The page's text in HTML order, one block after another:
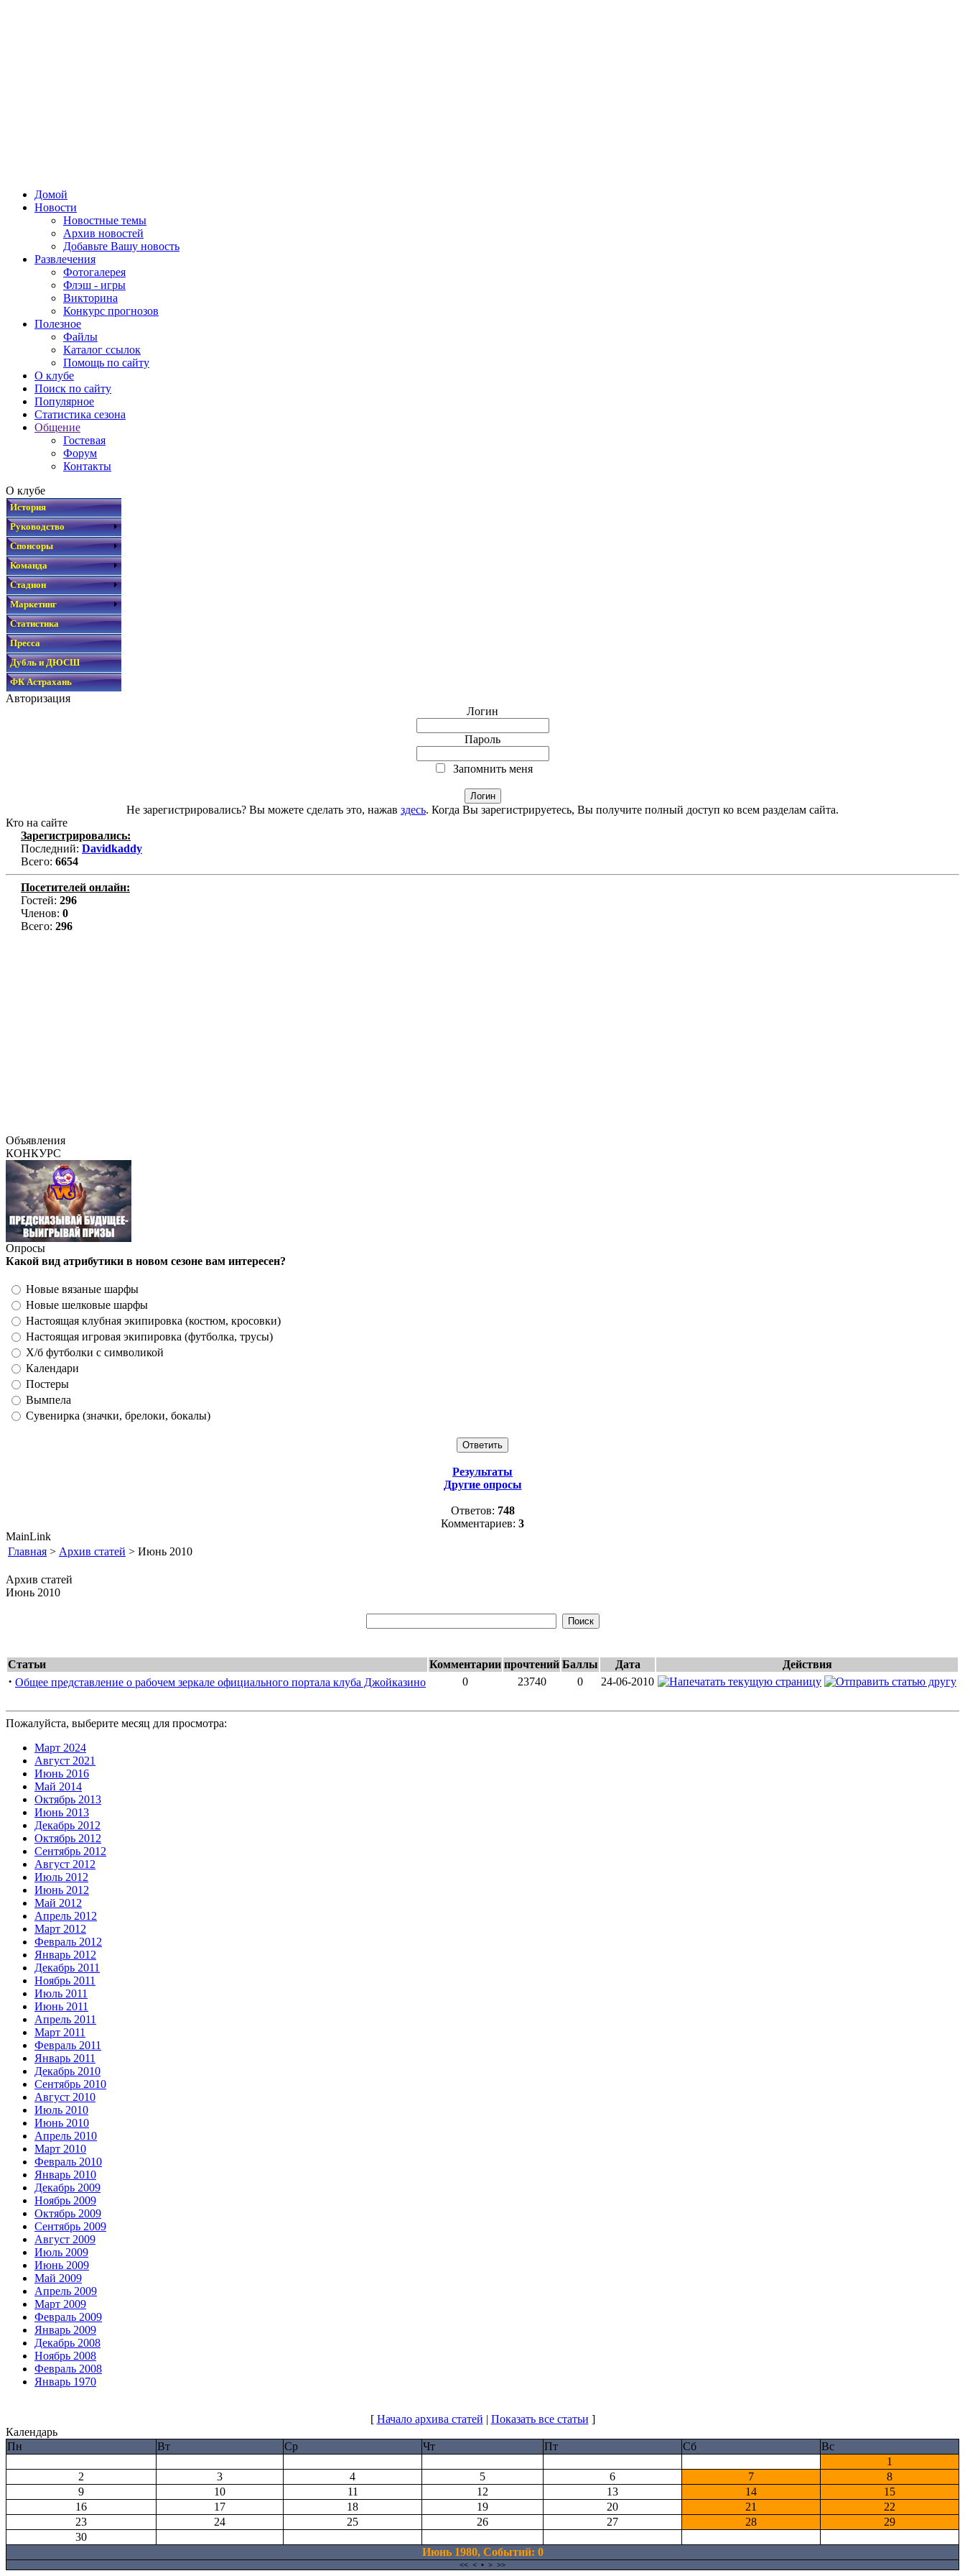
Домой
Новости
Новостные темы
Архив новостей
Добавьте Вашу новость
Развлечения
Фотогалерея
Флэш - игры
Викторина
Конкурс прогнозов
Полезное
Файлы
Каталог ссылок
Помощь по сайту
О клубе
Поиск по сайту
Популярное
Статистика сезона
Общение
Гостевая
Форум
Контакты
О клубе
История
Руководство
Спонсоры
Команда
Стадион
Маркетинг
Статистика
Пресса
Дубль и ДЮСШ
ФК Астрахань
Авторизация
Логин
Пароль
Запомнить меня
Не зарегистрировались? Вы можете сделать это, нажав здесь. Когда Вы зарегистрируетесь, Вы получите полный доступ ко всем разделам сайта.
Кто на сайте
Зарегистрировались:
Последний: Davidkaddy
Всего: 6654
Посетителей онлайн:
Гостей: 296
Членов: 0
Всего: 296
Объявления
КОНКУРС
Опросы
Какой вид атрибутики в новом сезоне вам интересен?
Новые вязаные шарфы
Новые шелковые шарфы
Настоящая клубная экипировка (костюм, кросовки)
Настоящая игровая экипировка (футболка, трусы)
Х/б футболки с символикой
Календари
Постеры
Вымпела
Сувенирка (значки, брелоки, бокалы)
Результаты
Другие опросы
Ответов: 748
Комментариев: 3
MainLink
Главная > Архив статей > Июнь 2010
Архив статей
Июнь 2010
Статьи Комментарии прочтений Баллы Дата Действия
· Общее представление о рабочем зеркале официального портала клуба Джойказино 0 23740 0 24-06-2010
Пожалуйста, выберите месяц для просмотра:
Март 2024
Август 2021
Июнь 2016
Май 2014
Октябрь 2013
Июнь 2013
Декабрь 2012
Октябрь 2012
Сентябрь 2012
Август 2012
Июль 2012
Июнь 2012
Май 2012
Апрель 2012
Март 2012
Февраль 2012
Январь 2012
Декабрь 2011
Ноябрь 2011
Июль 2011
Июнь 2011
Апрель 2011
Март 2011
Февраль 2011
Январь 2011
Декабрь 2010
Сентябрь 2010
Август 2010
Июль 2010
Июнь 2010
Апрель 2010
Март 2010
Февраль 2010
Январь 2010
Декабрь 2009
Ноябрь 2009
Октябрь 2009
Сентябрь 2009
Август 2009
Июль 2009
Июнь 2009
Май 2009
Апрель 2009
Март 2009
Февраль 2009
Январь 2009
Декабрь 2008
Ноябрь 2008
Февраль 2008
Январь 1970
[ Начало архива статей | Показать все статьи ]
Календарь
Пн
Вт Ср Чт Пт Сб
Вс
1
2
3 4 5 6 7
8
9
10 11 12 13 14
15
16
17 18 19 20 21
22
23
24 25 26 27 28
29
30
Июнь 1980, Cобытий: 0
<< < • > >>